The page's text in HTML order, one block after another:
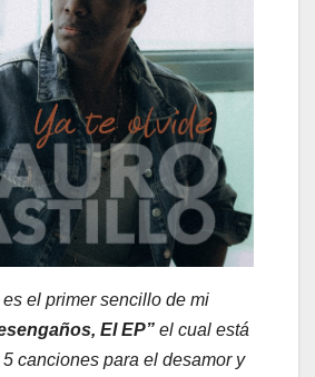
es el primer sencillo de mi
El EP” el cual está
canciones para el desamor y